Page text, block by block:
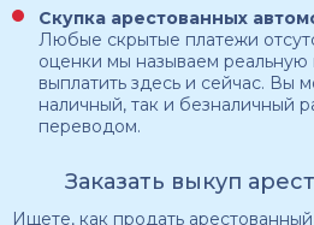
Скупка арестованных
Любые скрытые платежи
оценки мы называем реальную
выплатить здесь и сейчас. Вы
наличный, так и безналичный
переводом.
Заказать выкуп
Ищете, как продать